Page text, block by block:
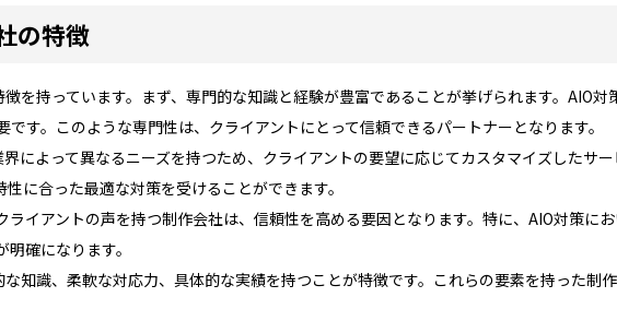
の特徴
を持っています。まず、専門的な知識と経験が豊富であることが挙げられます。AIO対
す。このような専門性は、クライアントにとって信頼できるパートナーとなります。
によって異なるニーズを持つため、クライアントの要望に応じてカスタマイズしたサ
に合った最適な対策を受けることができます。
イアントの声を持つ制作会社は、信頼性を高める要因となります。特に、AIO対策に
確になります。
知識、柔軟な対応力、具体的な実績を持つことが特徴です。これらの要素を持った制